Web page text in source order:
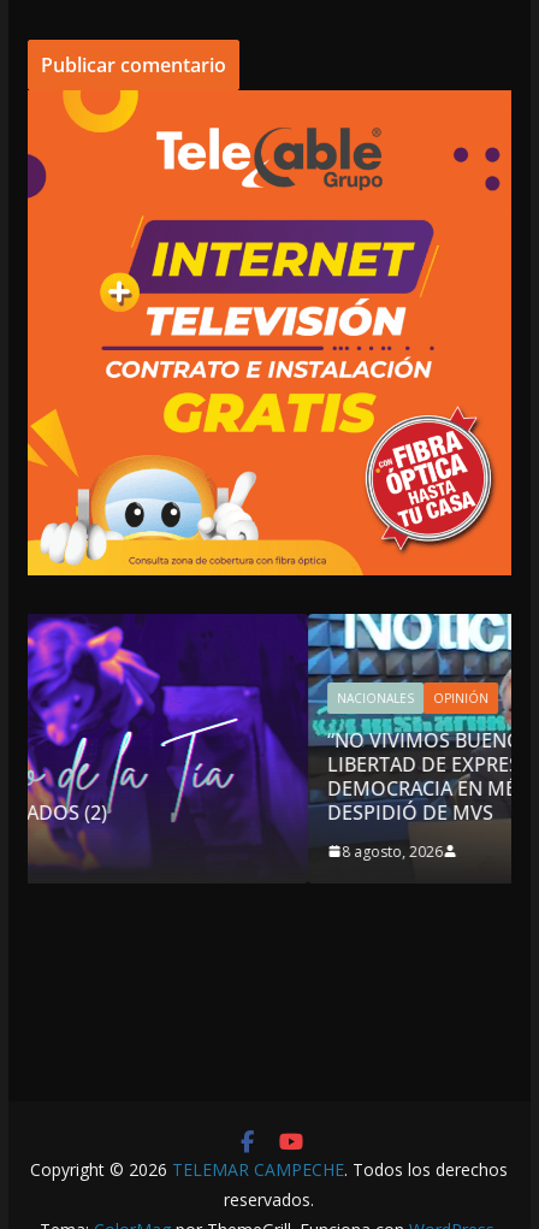
NACIONALES OPINIÓN
“NO VIVIMOS BUENOS TIEMPOS PARA LA
LIBERTAD DE EXPRESIÓN NI PARA LA
DEMOCRACIA EN MÉXICO”: LUIS CÁRDENAS; SE
DESPIDIÓ DE MVS
Copyright © 2026 TELEMAR CAMPECHE. Todos los derechos
reservados.